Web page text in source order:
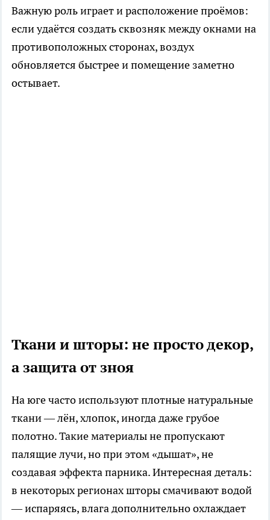
Важную роль играет и расположение проёмов:
если удаётся создать сквозняк между окнами на
противоположных сторонах, воздух
обновляется быстрее и помещение заметно
остывает.
Ткани и шторы: не просто декор,
а защита от зноя
На юге часто используют плотные натуральные
ткани — лён, хлопок, иногда даже грубое
полотно. Такие материалы не пропускают
палящие лучи, но при этом «дышат», не
создавая эффекта парника. Интересная деталь:
в некоторых регионах шторы смачивают водой
— испаряясь, влага дополнительно охлаждает